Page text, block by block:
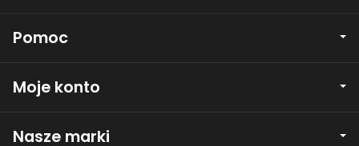
Pomoc
Moje konto
Nasze marki